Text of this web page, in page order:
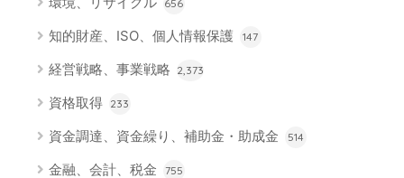
656
知的財産、ISO、個人情報保護 147
経営戦略、事業戦略 2,373
資格取得 233
資金調達、資金繰り、補助金・助成金 514
金融、会計、税金 755